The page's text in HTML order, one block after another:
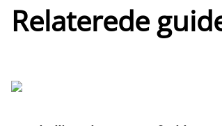
Relaterede